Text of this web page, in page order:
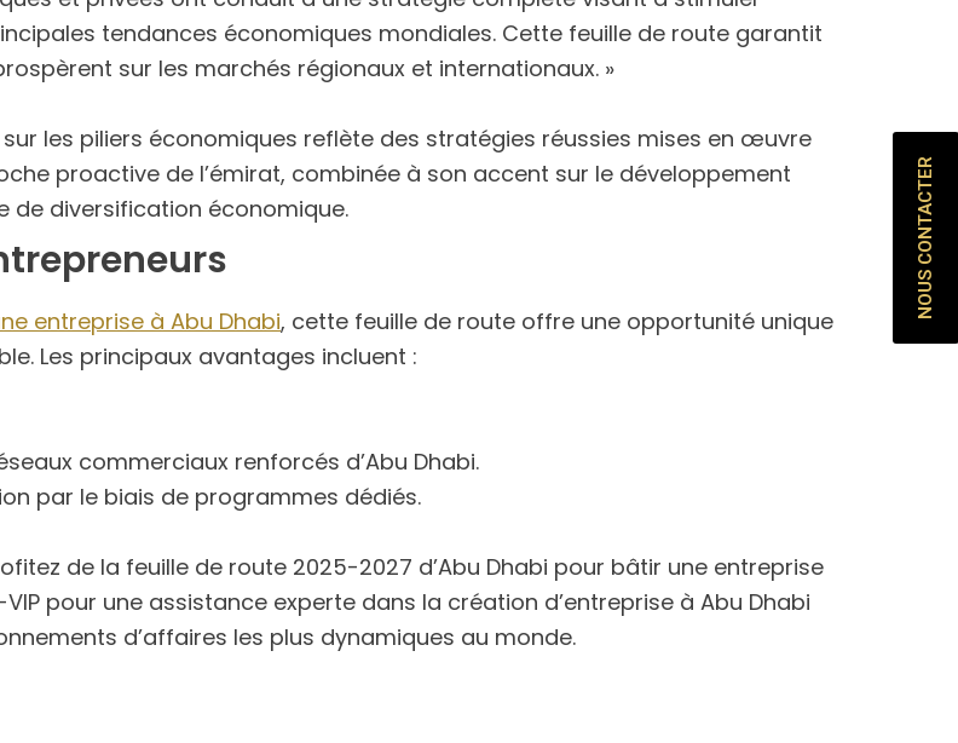
tendances économiques mondiales. Cette feuille de route garantit
sur les marchés régionaux et internationaux. »
les piliers économiques reflète des stratégies réussies mises en œuvre
proactive de l’émirat, combinée à son accent sur le développement
de diversification économique.
entreprise à Abu Dhabi, cette feuille de route offre une opportunité unique
Les principaux avantages incluent :
commerciaux renforcés d’Abu Dhabi.
par le biais de programmes dédiés.
de la feuille de route 2025-2027 d’Abu Dhabi pour bâtir une entreprise
pour une assistance experte dans la création d’entreprise à Abu Dhabi
d’affaires les plus dynamiques au monde.
NOUS CONTACTER